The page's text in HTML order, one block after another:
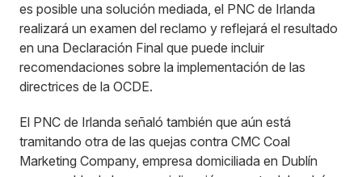
es posible una solución mediada, el PNC de Irlanda
realizará un examen del reclamo y reflejará el resultado
en una Declaración Final que puede incluir
recomendaciones sobre la implementación de las
directrices de la OCDE.
El PNC de Irlanda señaló también que aún está
tramitando otra de las quejas contra CMC Coal
Marketing Company, empresa domiciliada en Dublín